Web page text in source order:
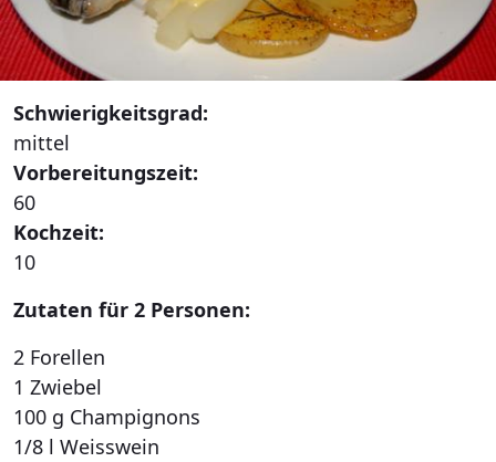
Schwierigkeitsgrad:
mittel
Vorbereitungszeit:
60
Kochzeit:
10
Zutaten für 2 Personen:
2 Forellen
1 Zwiebel
100 g Champignons
1/8 l Weisswein